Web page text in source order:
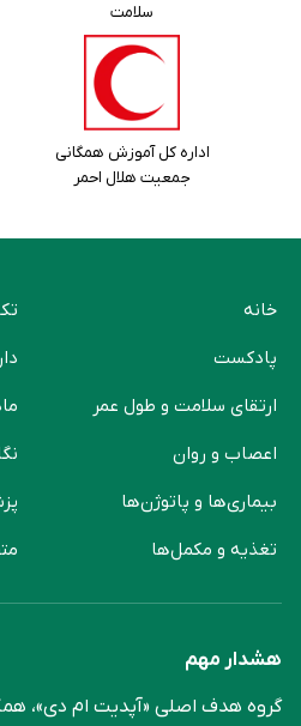
سلامت
اداره کل آموزش همگانی
جمعیت هلال احمر
خانه
پادکست
ارتقای سلامت و طول عمر
اعصاب و روان
بیماری‌ها و پاتوژن‌ها
تغذیه و مکمل‌ها
هشدار مهم
گروه هدف اصلی «آپدیت ام دی»،